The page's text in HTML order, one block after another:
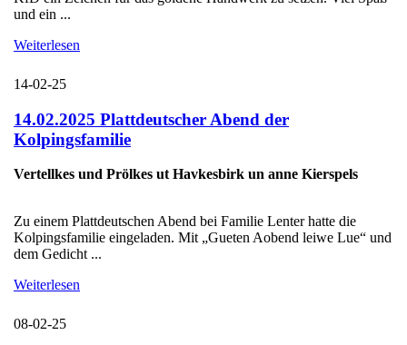
und ein ...
Weiterlesen
14-02-25
14.02.2025 Plattdeutscher Abend der
Kolpingsfamilie
Vertellkes und Prölkes ut Havkesbirk un anne Kierspels
Zu einem Plattdeutschen Abend bei Familie Lenter hatte die
Kolpingsfamilie eingeladen. Mit „Gueten Aobend leiwe Lue“ und
dem Gedicht ...
Weiterlesen
08-02-25